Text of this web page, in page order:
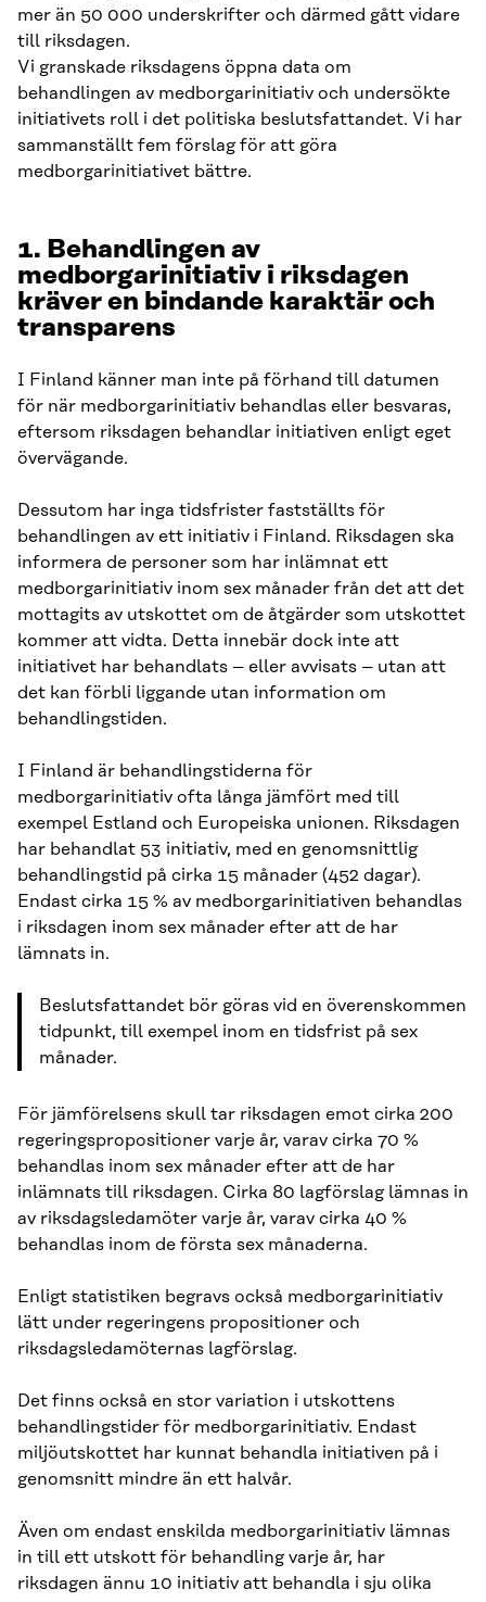
mer än 50 000 underskrifter och därmed gått vidare
till riksdagen.
Vi granskade riksdagens öppna data om
behandlingen av medborgarinitiativ och undersökte
initiativets roll i det politiska beslutsfattandet. Vi har
sammanställt fem förslag för att göra
medborgarinitiativet bättre.
1. Behandlingen av
medborgarinitiativ i riksdagen
kräver en bindande karaktär och
transparens
I Finland känner man inte på förhand till datumen
för när medborgarinitiativ behandlas eller besvaras,
eftersom riksdagen behandlar initiativen enligt eget
övervägande.
Dessutom har inga tidsfrister fastställts för
behandlingen av ett initiativ i Finland. Riksdagen ska
informera de personer som har inlämnat ett
medborgarinitiativ inom sex månader från det att det
mottagits av utskottet om de åtgärder som utskottet
kommer att vidta. Detta innebär dock inte att
initiativet har behandlats – eller avvisats – utan att
det kan förbli liggande utan information om
behandlingstiden.
I Finland är behandlingstiderna för
medborgarinitiativ ofta långa jämfört med till
exempel Estland och Europeiska unionen. Riksdagen
har behandlat 53 initiativ, med en genomsnittlig
behandlingstid på cirka 15 månader (452 dagar).
Endast cirka 15 % av medborgarinitiativen behandlas
i riksdagen inom sex månader efter att de har
lämnats in.
Beslutsfattandet bör göras vid en överenskommen
tidpunkt, till exempel inom en tidsfrist på sex
månader.
För jämförelsens skull tar riksdagen emot cirka 200
regeringspropositioner varje år, varav cirka 70 %
behandlas inom sex månader efter att de har
inlämnats till riksdagen. Cirka 80 lagförslag lämnas in
av riksdagsledamöter varje år, varav cirka 40 %
behandlas inom de första sex månaderna.
Enligt statistiken begravs också medborgarinitiativ
lätt under regeringens propositioner och
riksdagsledamöternas lagförslag.
Det finns också en stor variation i utskottens
behandlingstider för medborgarinitiativ. Endast
miljöutskottet har kunnat behandla initiativen på i
genomsnitt mindre än ett halvår.
Även om endast enskilda medborgarinitiativ lämnas
in till ett utskott för behandling varje år, har
riksdagen ännu 10 initiativ att behandla i sju olika